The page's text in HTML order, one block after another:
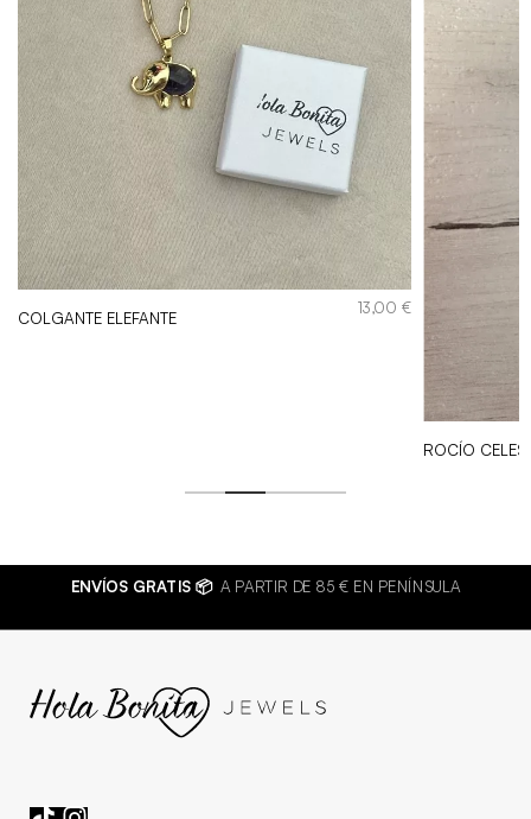
COLGANTE ELEFANTE
13,00€
ROCÍO
ENVÍOS GRATIS 📦 A PARTIR DE 85 € EN PENÍNSULA